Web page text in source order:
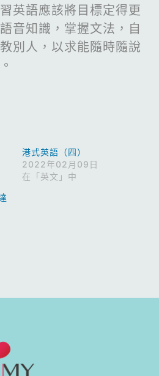
英語應該將目標定得更
音知識，掌握文法，自
別人，以求能隨時隨說
港式英語（四）
2022年02月09日
在「英文」中